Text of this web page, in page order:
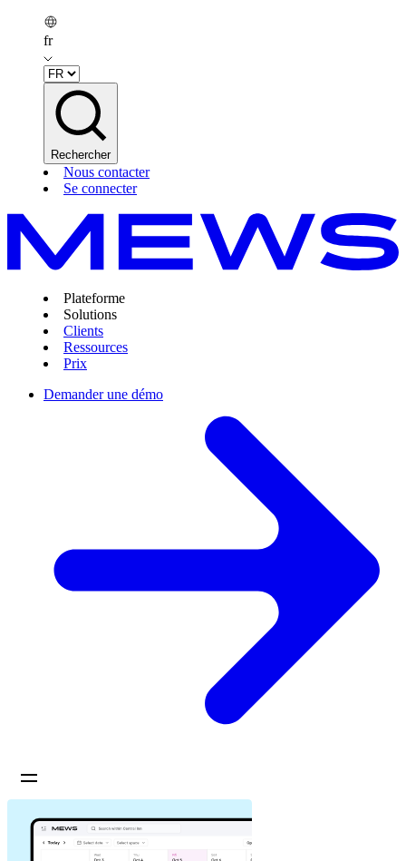
fr
Rechercher
Nous contacter
Se connecter
Plateforme
Solutions
Clients
Ressources
Prix
Demander une démo